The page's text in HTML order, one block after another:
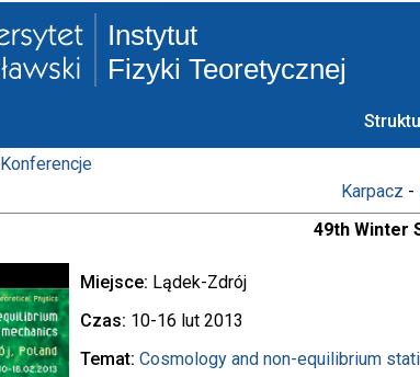
Instytut
Fizyki Teoretycznej
Konferencje
Karpacz -
49th Winter
Miejsce: Lądek-Zdrój
Czas: 10-16 lut 2013
Temat: Cosmology and non-equilibrium